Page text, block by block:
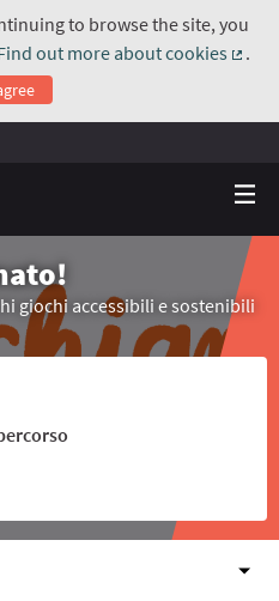
to browse the site, you
out more about cookies
.
giochi accessibili e sostenibili